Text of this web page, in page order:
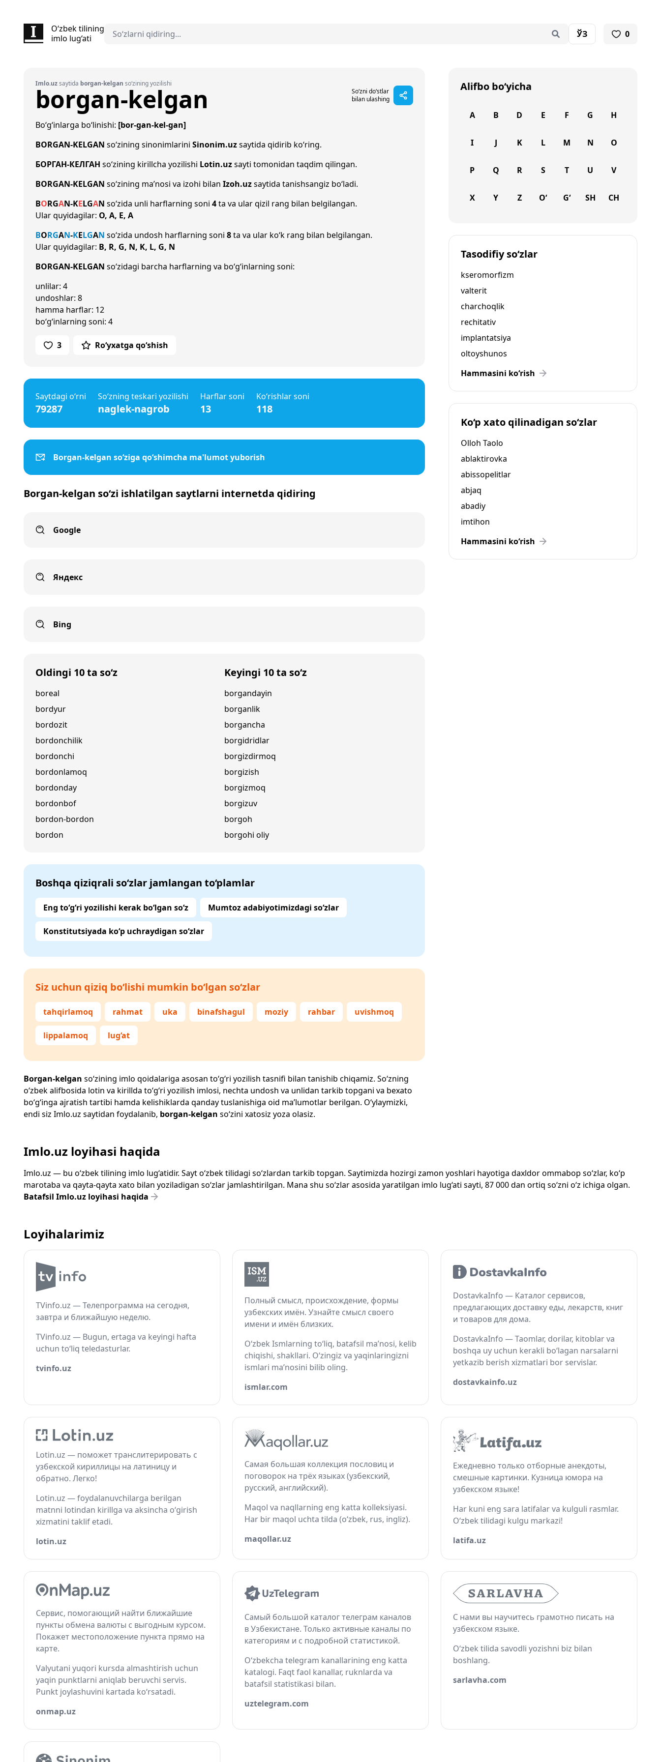
O‘zbek tilining
imlo lug‘ati
ЎЗ 0
Imlo.uzsaytida borgan-kelgan so‘zining yozilishi
borgan-kelgan
So‘zni do‘stlar
bilan ulashing
Bo‘g‘inlarga bo‘linishi: [bor-gan-kel-gan]
BORGAN-KELGAN so‘zining sinonimlarini Sinonim.uzsaytida qidirib ko‘ring.
БОРГАН-КЕЛГАН so‘zining kirillcha yozilishi Lotin.uzsayti tomonidan taqdim qilingan.
BORGAN-KELGAN so‘zining ma’nosi va izohi bilan Izoh.uzsaytida tanishsangiz bo‘ladi.
BORGAN-KELGAN so‘zida unli harflarning soni 4ta va ular qizil rang bilan belgilangan.
Ular quyidagilar: O, A, E, A
BORGAN-KELGAN so‘zida undosh harflarning soni 8ta va ular ko‘k rang bilan belgilangan.
Ular quyidagilar: B, R, G, N, K, L, G, N
BORGAN-KELGAN so‘zidagi barcha harflarning va bo‘g‘inlarning soni:
unlilar: 4
undoshlar: 8
hamma harflar: 12
bo‘g‘inlarning soni: 4
3 Ro‘yxatga qo‘shish
Saytdagi o‘rni
79287
So‘zning teskari yozilishi
naglek-nagrob
Harflar soni
13
Ko‘rishlar soni
118
Borgan-kelgan so‘ziga qo‘shimcha ma'lumot yuborish
Borgan-kelgan so‘zi ishlatilgan saytlarni internetda qidiring
Google
Яндекс
Bing
Oldingi 10 ta so‘z
boreal
bordyur
bordozit
bordonchilik
bordonchi
bordonlamoq
bordonday
bordonbof
bordon-bordon
bordon
Keyingi 10 ta so‘z
borgandayin
borganlik
borgancha
borgidridlar
borgizdirmoq
borgizish
borgizmoq
borgizuv
borgoh
borgohi oliy
Boshqa qiziqrali so‘zlar jamlangan to‘plamlar
Eng to‘g‘ri yozilishi kerak bo‘lgan so‘z Mumtoz adabiyotimizdagi so‘zlar
Konstitutsiyada ko‘p uchraydigan so‘zlar
Siz uchun qiziq bo‘lishi mumkin bo‘lgan so‘zlar
tahqirlamoq rahmat uka binafshagul moziy rahbar uvishmoq
lippalamoq lug‘at
Borgan-kelgan so‘zining imlo qoidalariga asosan to‘g‘ri yozilish tasnifi bilan tanishib chiqamiz. So‘zning
o‘zbek alifbosida lotin va kirillda to‘g‘ri yozilish imlosi, nechta undosh va unlidan tarkib topgani va bexato
bo‘g‘inga ajratish tartibi hamda kelishiklarda qanday tuslanishiga oid ma’lumotlar berilgan. O‘ylaymizki,
endi siz Imlo.uz saytidan foydalanib, borgan-kelgan so‘zini xatosiz yoza olasiz.
Alifbo bo‘yicha
A B D E F G H
I J K L M N O
P Q R S T U V
X Y Z O‘ G‘ SH CH
Tasodifiy so‘zlar
kseromorfizm
valterit
charchoqlik
rechitativ
implantatsiya
oltoyshunos
Hammasini ko‘rish
Ko‘p xato qilinadigan so‘zlar
Olloh Taolo
ablaktirovka
abissopelitlar
abjaq
abadiy
imtihon
Hammasini ko‘rish
Imlo.uz loyihasi haqida
Imlo.uz — bu o‘zbek tilining imlo lug‘atidir. Sayt o‘zbek tilidagi so‘zlardan tarkib topgan. Saytimizda hozirgi zamon yoshlari hayotiga daxldor ommabop so‘zlar, ko‘p
marotaba va qayta-qayta xato bilan yoziladigan so‘zlar jamlashtirilgan. Mana shu so‘zlar asosida yaratilgan imlo lug‘ati sayti, 87 000 dan ortiq so‘zni o‘z ichiga olgan.
Batafsil Imlo.uz loyihasi haqida
Loyihalarimiz
TVinfo.uz — Телепрограмма на сегодня,
завтра и ближайшую неделю.
TVinfo.uz — Bugun, ertaga va keyingi hafta
uchun to‘liq teledasturlar.
tvinfo.uz
Полный смысл, происхождение, формы
узбекских имён. Узнайте смысл своего
имени и имён близких.
O‘zbek Ismlarning to‘liq, batafsil ma’nosi, kelib
chiqishi, shakllari. O‘zingiz va yaqinlaringizni
ismlari ma’nosini bilib oling.
ismlar.com
DostavkaInfo — Каталог сервисов,
предлагающих доставку еды, лекарств, книг
и товаров для дома.
DostavkaInfo — Taomlar, dorilar, kitoblar va
boshqa uy uchun kerakli bo‘lagan narsalarni
yetkazib berish xizmatlari bor servislar.
dostavkainfo.uz
Lotin.uz — поможет транслитерировать с
узбекской кириллицы на латиницу и
обратно. Легко!
Lotin.uz — foydalanuvchilarga berilgan
matnni lotindan kirillga va aksincha o‘girish
xizmatini taklif etadi.
lotin.uz
Самая большая коллекция пословиц и
поговорок на трёх языках (узбекский,
русский, английский).
Maqol va naqllarning eng katta kolleksiyasi.
Har bir maqol uchta tilda (o‘zbek, rus, ingliz).
maqollar.uz
Ежедневно только отборные анекдоты,
смешные картинки. Кузница юмора на
узбекском языке!
Har kuni eng sara latifalar va kulguli rasmlar.
O‘zbek tilidagi kulgu markazi!
latifa.uz
Сервис, помогающий найти ближайшие
пункты обмена валюты с выгодным курсом.
Покажет местоположение пункта прямо на
карте.
Valyutani yuqori kursda almashtirish uchun
yaqin punktlarni aniqlab beruvchi servis.
Punkt joylashuvini kartada ko‘rsatadi.
onmap.uz
Самый большой каталог телеграм каналов
в Узбекистане. Только активные каналы по
категориям и с подробной статистикой.
O‘zbekcha telegram kanallarining eng katta
katalogi. Faqt faol kanallar, ruknlarda va
batafsil statistikasi bilan.
uztelegram.com
С нами вы научитесь грамотно писать на
узбекском языке.
O‘zbek tilida savodli yozishni biz bilan
boshlang.
sarlavha.com